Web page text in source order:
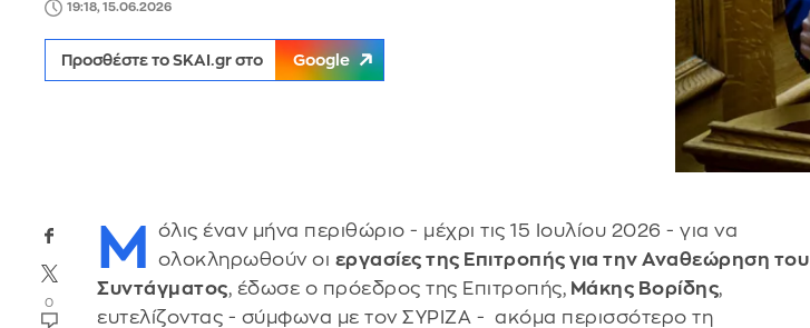
19:18, 15.06.2026
Προσθέστε το SKAI.gr στο Google
0
Μ
όλις έναν μήνα περιθώριο - μέχρι τις 15 Ιουλίου 2026 - για να
ολοκληρωθούν οι εργασίες της Επιτροπής για την Αναθεώρηση του
Συντάγματος, έδωσε ο πρόεδρος της Επιτροπής, Μάκης Βορίδης,
ευτελίζοντας - σύμφωνα με τον ΣΥΡΙΖΑ - ακόμα περισσότερο τη